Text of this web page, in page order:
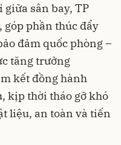
giữa sân bay, TP
góp phần thúc đẩy
đảm quốc phòng –
tăng trưởng
kết đồng hành
kịp thời tháo gỡ khó
liệu, an toàn và tiến